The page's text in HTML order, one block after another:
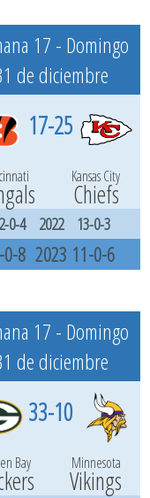
17 - Domingo
de diciembre
17-25
Kansas City
Chiefs
0-4 2022 13-0-3
0-8 2023 11-0-6
17 - Domingo
de diciembre
33-10
Bay Minnesota
Vikings